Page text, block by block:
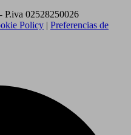
02528250026
Policy
Preferencias de